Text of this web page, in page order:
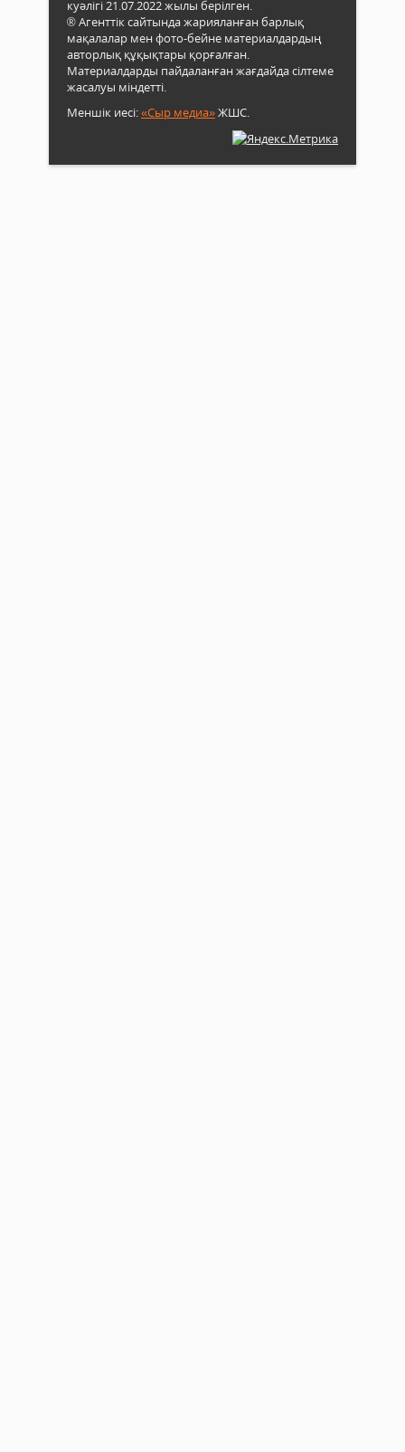
куәлігі 21.07.2022 жылы берілген.
® Агенттік сайтында жарияланған барлық
мақалалар мен фото-бейне материалдардың
авторлық құқықтары қорғалған.
Материалдарды пайдаланған жағдайда сілтеме
жасалуы міндетті.
Меншік иесі:«Сыр медиа»ЖШС.